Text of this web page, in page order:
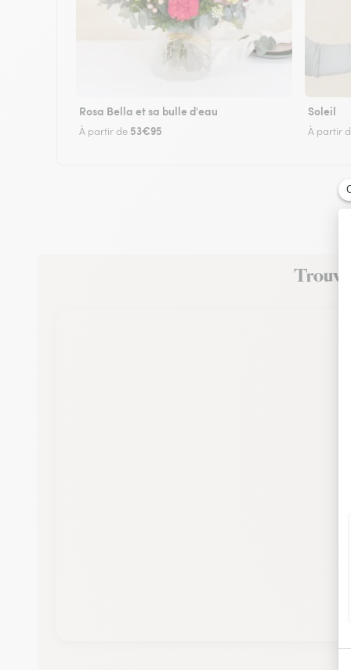
Rosa Bella et sa bulle d'eau
À partir de 53€95
Soleil
À partir